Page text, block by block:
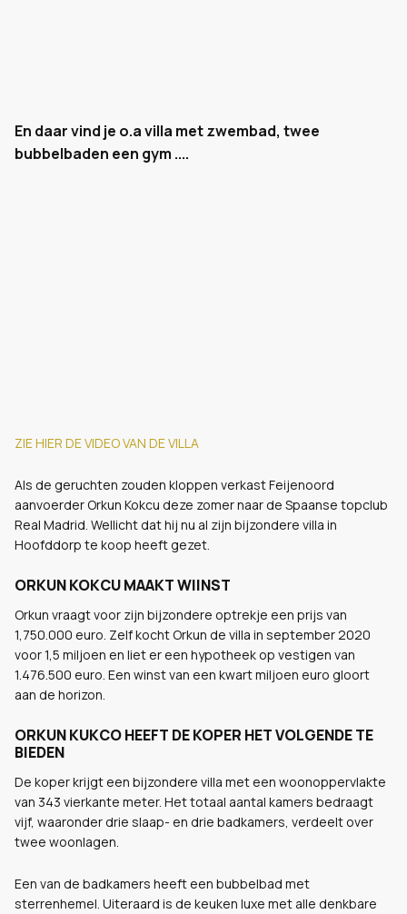
En daar vind je o.a villa met zwembad, twee
bubbelbaden een gym ....
ZIE HIER DE VIDEO VAN DE VILLA
Als de geruchten zouden kloppen verkast Feijenoord
aanvoerder Orkun Kokcu deze zomer naar de Spaanse topclub
Real Madrid. Wellicht dat hij nu al zijn bijzondere villa in
Hoofddorp te koop heeft gezet.
ORKUN KOKCU MAAKT WIINST
Orkun vraagt voor zijn bijzondere optrekje een prijs van
1,750.000 euro. Zelf kocht Orkun de villa in september 2020
voor 1,5 miljoen en liet er een hypotheek op vestigen van
1.476.500 euro. Een winst van een kwart miljoen euro gloort
aan de horizon.
ORKUN KUKCO HEEFT DE KOPER HET VOLGENDE TE
BIEDEN
De koper krijgt een bijzondere villa met een woonoppervlakte
van 343 vierkante meter. Het totaal aantal kamers bedraagt
vijf, waaronder drie slaap- en drie badkamers, verdeelt over
twee woonlagen.
Een van de badkamers heeft een bubbelbad met
sterrenhemel. Uiteraard is de keuken luxe met alle denkbare